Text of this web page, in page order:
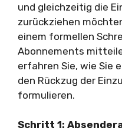
und gleichzeitig die
zurückziehen
einem formellen
Abonnements
erfahren Sie, wie Sie
den Rückzug der
formulieren.
Schritt 1: